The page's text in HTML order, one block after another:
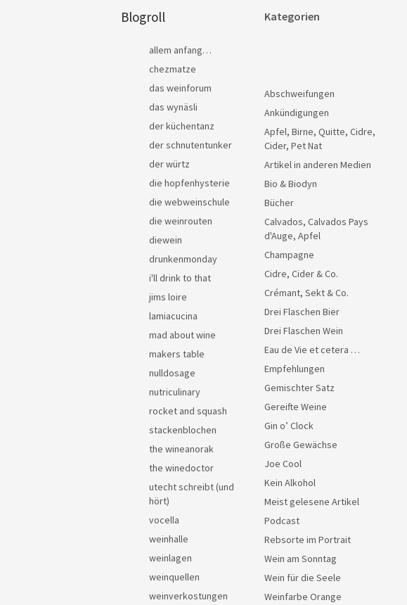
Blogroll
allem anfang…
chezmatze
das weinforum
das wynäsli
der küchentanz
der schnutentunker
der würtz
die hopfenhysterie
die webweinschule
die weinrouten
diewein
drunkenmonday
i'll drink to that
jims loire
lamiacucina
mad about wine
makers table
nulldosage
nutriculinary
rocket and squash
stackenblochen
the wineanorak
the winedoctor
utecht schreibt (und
hört)
vocella
weinhalle
weinlagen
weinquellen
weinverkostungen
Kategorien
Abschweifungen
Ankündigungen
Apfel, Birne, Quitte, Cidre,
Cider, Pet Nat
Artikel in anderen Medien
Bio & Biodyn
Bücher
Calvados, Calvados Pays
d'Auge, Apfel
Champagne
Cidre, Cider & Co.
Crémant, Sekt & Co.
Drei Flaschen Bier
Drei Flaschen Wein
Eau de Vie et cetera …
Empfehlungen
Gemischter Satz
Gereifte Weine
Gin o’ Clock
Große Gewächse
Joe Cool
Kein Alkohol
Meist gelesene Artikel
Podcast
Rebsorte im Portrait
Wein am Sonntag
Wein für die Seele
Weinfarbe Orange